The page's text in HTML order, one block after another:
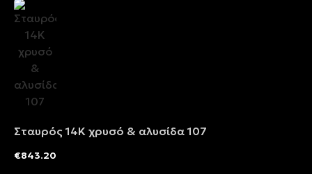
Σταυρός 14Κ χρυσό & αλυσίδα 107
€843.20